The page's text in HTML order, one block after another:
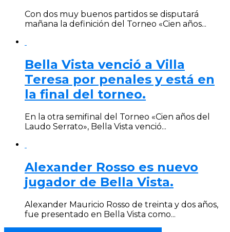
Con dos muy buenos partidos se disputará
mañana la definición del Torneo «Cien años...
Bella Vista venció a Villa
Teresa por penales y está en
la final del torneo.
En la otra semifinal del Torneo «Cien años del
Laudo Serrato», Bella Vista venció...
Alexander Rosso es nuevo
jugador de Bella Vista.
Alexander Mauricio Rosso de treinta y dos años,
fue presentado en Bella Vista como...